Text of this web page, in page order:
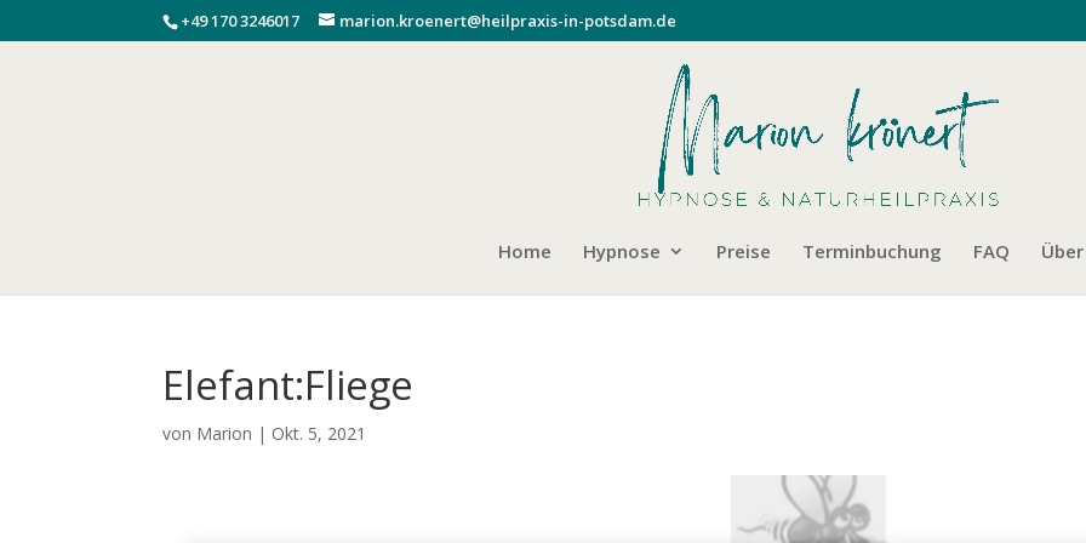
+49 170 3246017 marion.kroenert@heilpraxis-in-potsdam.de
Home Hypnose Preise Terminbuchung FAQ
Elefant:Fliege
von Marion | Okt. 5, 2021